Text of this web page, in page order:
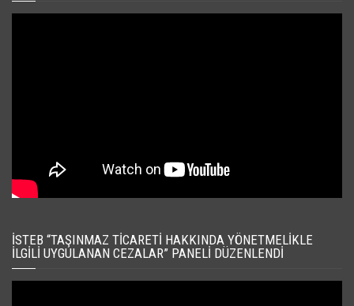
İSTEB “TAŞINMAZ TICARETI HAKKINDA YÖNETMELIKLE
İLGILI UYGULANAN CEZALAR” PANELI DÜZENLENDI